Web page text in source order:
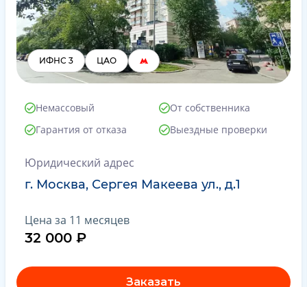
ИФНС 3 ЦАО
Немассовый
От собственника
Гарантия от отказа
Выездные проверки
Юридический адрес
г. Москва, Сергея Макеева ул., д.1
Цена за 11 месяцев
32 000 ₽
Заказать